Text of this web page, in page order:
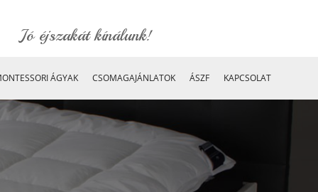
Jó éjszakát kínálunk!
ÁGYAK CSOMAGAJÁNLATOK ÁSZF KAPCSOLAT